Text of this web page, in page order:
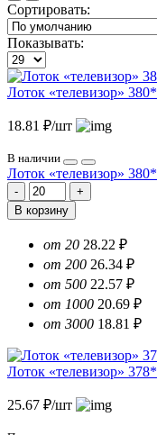
Сортировать:
Показывать:
Лоток «телевизор»
18.81 ₽/шт
В наличии
Лоток «телевизор»
В корзину
от 20 28.22 ₽
от 200 26.34 ₽
от 500 22.57 ₽
от 1000 20.69 ₽
от 3000 18.81 ₽
Лоток «телевизор»
25.67 ₽/шт